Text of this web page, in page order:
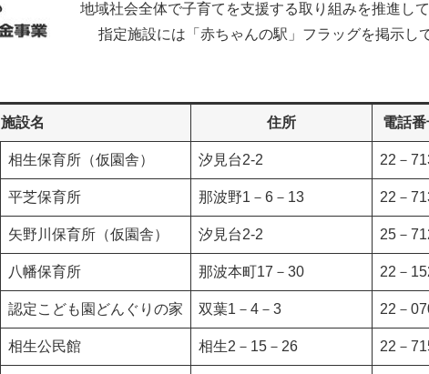
地域社会全体で子育てを支援する取り組みを推進して
指定施設には「赤ちゃんの駅」フラッグを掲示し
施設名 住所 電話
相生保育所（仮園舎） 汐見台2-2 22－
平芝保育所 那波野1－6－13 22－
矢野川保育所（仮園舎） 汐見台2-2 25－
八幡保育所 那波本町17－30 22－
認定こども園どんぐりの家 双葉1－4－3 22－
相生公民館 相生2－15－26 22－